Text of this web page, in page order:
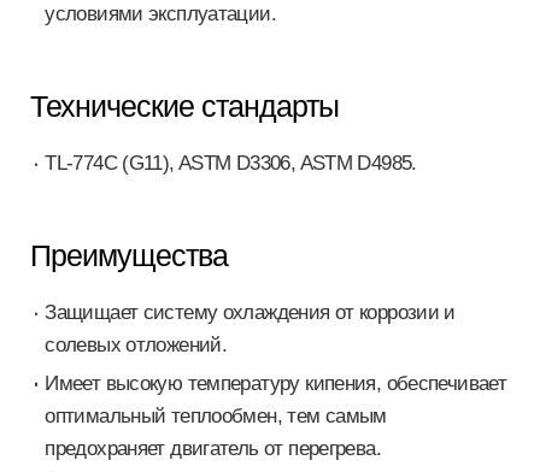
условиями эксплуатации.
Технические стандарты
TL-774C (G11), ASTM D3306, ASTM D4985.
Преимущества
Защищает систему охлаждения от коррозии и
солевых отложений.
Имеет высокую температуру кипения, обеспечивает
оптимальный теплообмен, тем самым
предохраняет двигатель от перегрева.